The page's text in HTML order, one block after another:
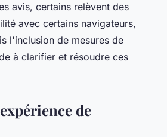
avis, certains relèvent des
avec certains navigateurs,
l'inclusion de mesures de
à clarifier et résoudre ces
de